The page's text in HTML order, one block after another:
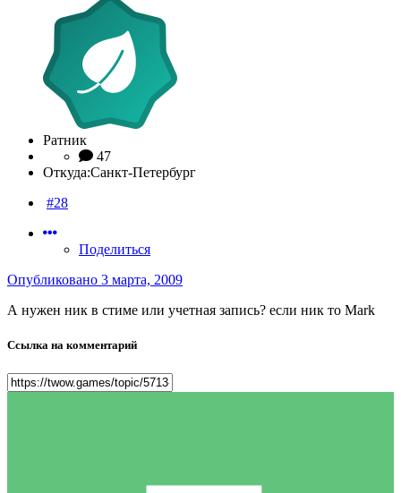
Ратник
47
Откуда:Санкт-Петербург
#28
Поделиться
Опубликовано 3 марта, 2009
А нужен ник в стиме или учетная запись? если ник то Mark
Ссылка на комментарий